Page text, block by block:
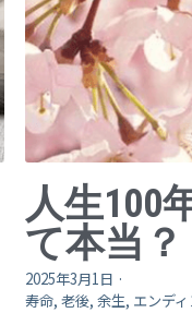
人生100
て本当？
2025年3月1日 ·
寿命, 老後, 余生, エンデ